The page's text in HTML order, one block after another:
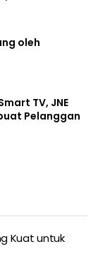
oleh
TV, JNE
Pelanggan
Kuat untuk